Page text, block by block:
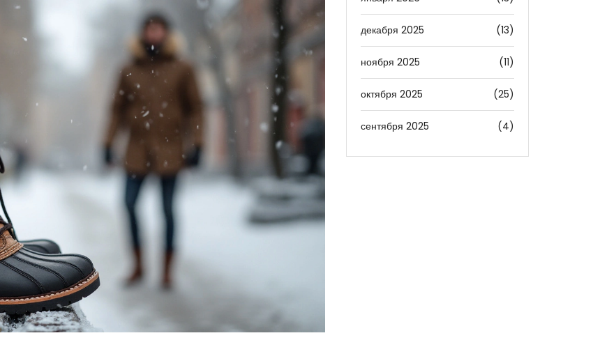
декабря 2025 (13)
ноября 2025 (11)
октября 2025 (25)
сентября 2025 (4)